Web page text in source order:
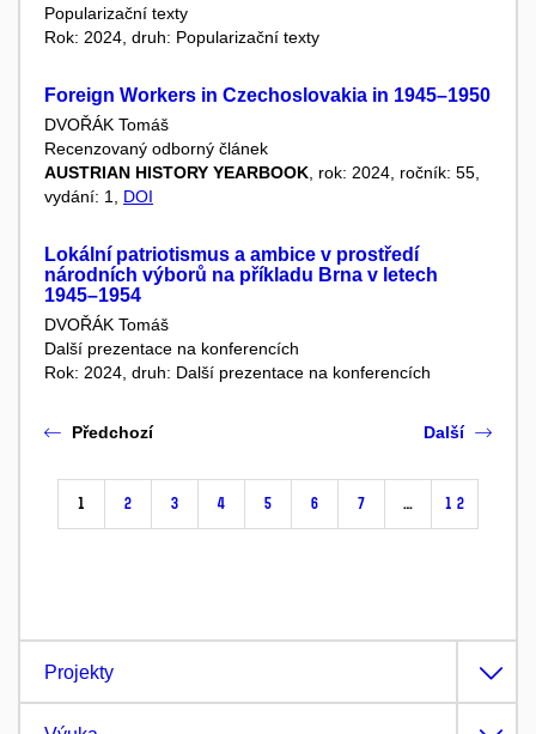
Popularizační texty
Rok: 2024, druh: Popularizační texty
Foreign Workers in Czechoslovakia in 1945–1950
DVOŘÁK Tomáš
Recenzovaný odborný článek
AUSTRIAN HISTORY YEARBOOK , rok: 2024, ročník: 55,
vydání: 1, DOI
Lokální patriotismus a ambice v prostředí
národních výborů na příkladu Brna v letech
1945–1954
DVOŘÁK Tomáš
Další prezentace na konferencích
Rok: 2024, druh: Další prezentace na konferencích
Předchozí
1 2 3 4 5 6 7 … 12
Další
Projekty